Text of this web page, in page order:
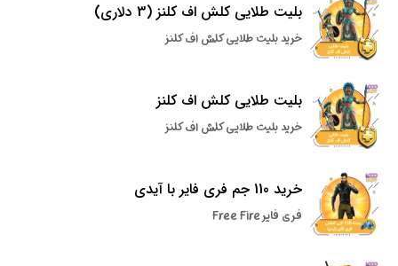
بلیت طلایی کلش اف کلنز (3 دلاری)
خرید بلیت طلایی کلش اف کلنز
بلیت طلایی کلش اف کلنز
خرید بلیت طلایی کلش اف کلنز
خرید 110 جم فری فایر با آیدی
فری فایر Free Fire